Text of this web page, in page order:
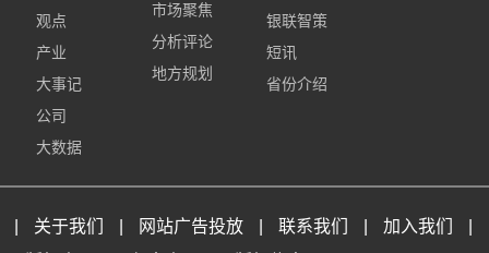
观点
产业
大事记
公司
大数据
市场聚焦
分析评论
地方规划
银联智策
短讯
省份介绍
关于我们 网站广告投放 联系我们 加入我们